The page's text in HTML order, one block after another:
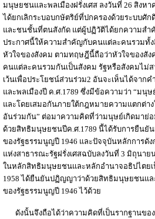
มนุษยชนและพลเมืองฝรั่งเศส ลงวันที่ 26 สิงหา
ได้ยกเลิกระบอบกษัตริย์ที่ปกครองด้วยระบบศั
และชนชั้นที่ตนสังกัด แต่ผู้ปฏิวัติได้ยกความส
ประกาศนี้ให้ความสำคัญกับคนแต่ละคนรวมทั้
หัวใจของสังคม ตามทฤษฎีนี้ถือว่าหัวใจของสั
คนแต่ละคนรวมกันเป็นสังคม รัฐหรือสังคมไม่ส
เว้นเพื่อประโยชน์ส่วนร่วม2 อันจะเห็นได้จาก
และพลเมืองปี ค.ศ.1789 ซึ่งมีข้อความว่า “มนุ
และโดยเสมอกันภายใต้กฎหมายความแตกต่า
อันร่วมกัน” ต่อมาความคิดที่ว่ามนุษย์เกิดมาย่
ด้วยสิทธิมนุษยชนปีค.ศ.1789 นี้ได้รับการยืนยั
ของรัฐธรรมนูญปี 1946 และปัจจุบันหลักการดั
แห่งสาธารณะรัฐฝรั่งเศสฉบับลงวันที่ 3 มิถุนา
ในหลักสิทธิมนุษยชนและหลักอำนาจอธิปไตย
1958 ได้ยืนยันปฏิญญาว่าด้วยสิทธิมนุษยชนแล
ของรัฐธรรมนูญปี 1946 ไว้ด้วย
ดังนั้นจึงถือได้ว่าความคิดที่เป็นรากฐานขอ